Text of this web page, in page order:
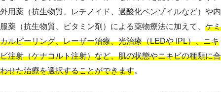
外用薬（抗生物質、レチノイド、過酸化ベンゾイルなど）や内
服薬（抗生物質、ビタミン剤）による薬物療法に加えて、 ケミ
カルピーリング、レーザー治療、光治療（LEDや IPL）、ニキ
ビ注射（ケナコルト注射）など、肌の状態やニキビの種類に合
わせた治療を選択することができます。